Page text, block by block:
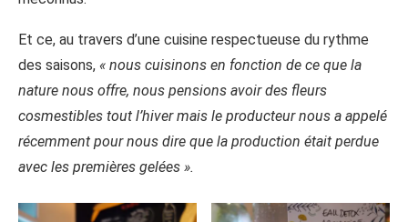
Et ce, au travers d’une cuisine respectueuse du rythme
des saisons, « nous cuisinons en fonction de ce que la
nature nous offre, nous pensions avoir des fleurs
cosmestibles tout l’hiver mais le producteur nous a appelé
récemment pour nous dire que la production était perdue
avec les premières gelées ».